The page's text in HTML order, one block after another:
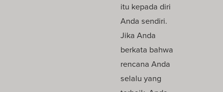
itu kepada diri
Anda sendiri.
Jika Anda
berkata bahwa
rencana Anda
selalu yang